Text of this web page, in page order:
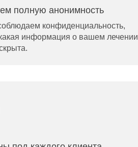
полную анонимность
конфиденциальность,
информация о вашем лечении